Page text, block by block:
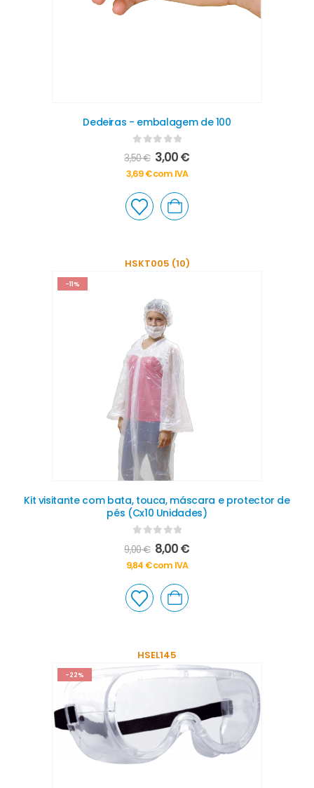
Dedeiras - embalagem de 100
out of 5
3,50€ 3,00€
3,69€com IVA
HSKT005 (10)
-11%
Kit visitante com bata, touca, máscara e protector de
pés (Cx10 Unidades)
out of 5
9,00€ 8,00€
9,84 €com IVA
HSEL145
-22%